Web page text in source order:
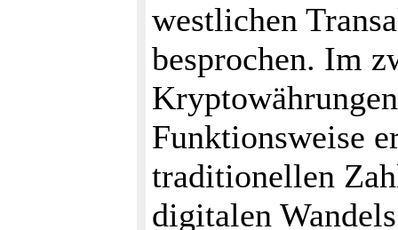
westlichen
besprochen. Im
Funktionsweise
traditionellen
digitalen